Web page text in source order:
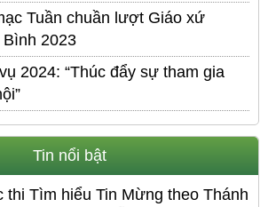
Tuần chuần lượt Giáo xứ
2023
2024: “Thúc đẩy sự tham gia
Tin nổi bật
thi Tìm hiểu Tin Mừng theo Thánh